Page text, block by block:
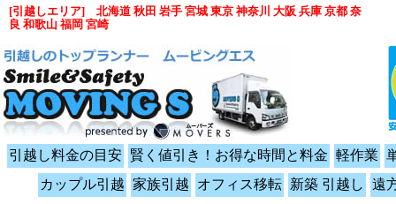
引越し料金の目安 賢く値引き！お得な時間と料金 軽作業
カップル引越 家族引越 オフィス移転 新築 引越し 遠
[引越しエリア] 北海道 秋田 岩手 宮城 東京 神奈川 大阪 兵庫 京都 奈
良 和歌山 福岡 宮崎